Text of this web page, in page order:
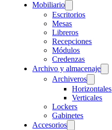
Mobiliario
Escritorios
Mesas
Libreros
Recepciones
Módulos
Credenzas
Archivo y almacenaje
Archiveros
Horizontales
Verticales
Lockers
Gabinetes
Accesorios